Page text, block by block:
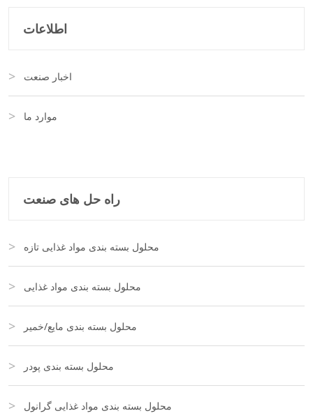
اطلاعات
اخبار صنعت
موارد ما
راه حل های صنعت
محلول بسته بندی مواد غذایی تازه
محلول بسته بندی مواد غذایی
محلول بسته بندی مایع/خمیر
محلول بسته بندی پودر
محلول بسته بندی مواد غذایی گرانول